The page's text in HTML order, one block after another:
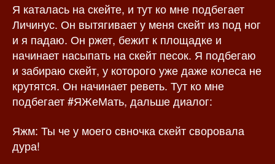
з
а
п
и
с
и
а
п
с
и
Я каталась на скейте, и тут ко мне подбегает
Личинус. Он вытягивает у меня скейт из под ног
и я падаю. Он ржет, бежит к площадке и
начинает насыпать на скейт песок. Я подбегаю
и забираю скейт, у которого уже даже колеса не
крутятся. Он начинает реветь. Тут ко мне
подбегает #ЯЖеМать, дальше диалог:
Яжм: Ты че у моего свночка скейт своровала
дура!